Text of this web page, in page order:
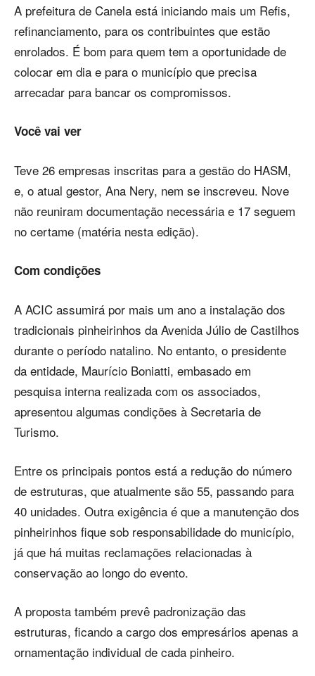
A prefeitura de Canela está iniciando mais um Refis,
refinanciamento, para os contribuintes que estão
enrolados. É bom para quem tem a oportunidade de
colocar em dia e para o município que precisa
arrecadar para bancar os compromissos.
Você vai ver
Teve 26 empresas inscritas para a gestão do HASM,
e, o atual gestor, Ana Nery, nem se inscreveu. Nove
não reuniram documentação necessária e 17 seguem
no certame (matéria nesta edição).
Com condições
A ACIC assumirá por mais um ano a instalação dos
tradicionais pinheirinhos da Avenida Júlio de Castilhos
durante o período natalino. No entanto, o presidente
da entidade, Maurício Boniatti, embasado em
pesquisa interna realizada com os associados,
apresentou algumas condições à Secretaria de
Turismo.
Entre os principais pontos está a redução do número
de estruturas, que atualmente são 55, passando para
40 unidades. Outra exigência é que a manutenção dos
pinheirinhos fique sob responsabilidade do município,
já que há muitas reclamações relacionadas à
conservação ao longo do evento.
A proposta também prevê padronização das
estruturas, ficando a cargo dos empresários apenas a
ornamentação individual de cada pinheiro.